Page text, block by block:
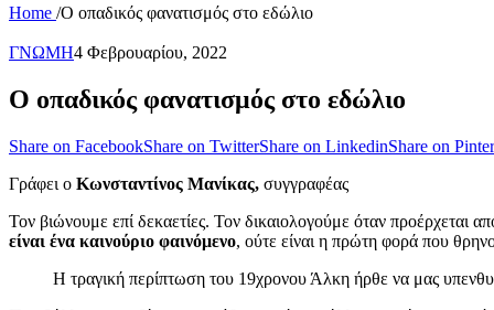
Home /Ο οπαδικός φανατισμός στο εδώλιο
ΓΝΩΜΗ4 Φεβρουαρίου, 2022
Ο οπαδικός φανατισμός στο εδώλιο
Share on FacebookShare on TwitterShare on LinkedinShare on
Γράφει ο Κωνσταντίνος Μανίκας, συγγραφέας
Τον βιώνουμε επί δεκαετίες. Τον δικαιολογούμε όταν
είναι ένα καινούριο φαινόμενο, ούτε είναι η πρώτη φορά που
Η τραγική περίπτωση του 19χρονου Άλκη ήρθε να μας